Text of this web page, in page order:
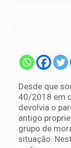
Desde que
40/2018 em
devolvia o
antigo
grupo de
situação.